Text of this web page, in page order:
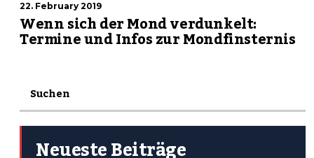
22. February 2019
Wenn sich der Mond verdunkelt:
Termine und Infos zur Mondfinsternis
Neueste Beiträge